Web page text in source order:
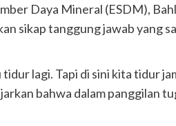
Daya Mineral (ESDM),
sikap tanggung jawab yang
lagi. Tapi di sini kita tidur
bahwa dalam panggilan